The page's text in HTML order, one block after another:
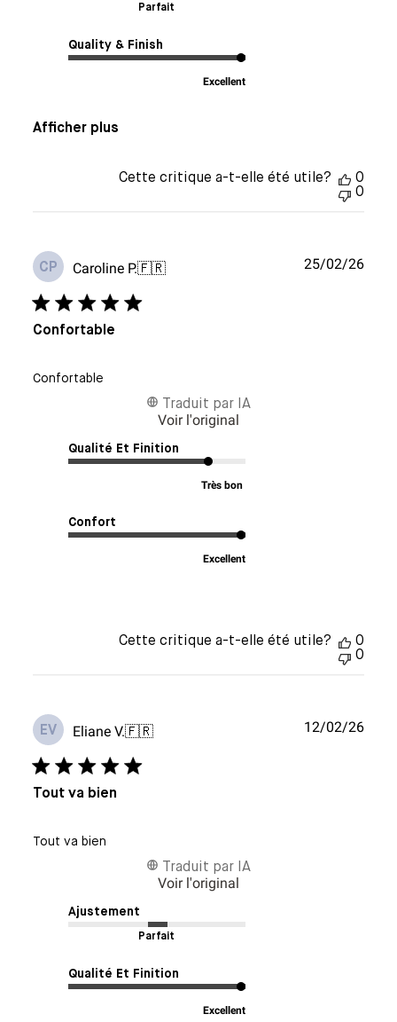
Parfait
Quality & Finish
Excellent
Afficher plus
Cette critique a-t-elle été utile?
0
0
CP Caroline P.🇫🇷
Confortable
Confortable
Qualité Et Finition
Très bon
Confort
Excellent
Traduit par IA
Voir l'original
Date
25/02/26
Cette critique a-t-elle été utile?
0
0
EV Eliane V.🇫🇷
Tout va bien
Tout va bien
Ajustement
Parfait
Qualité Et Finition
Excellent
Traduit par IA
Voir l'original
Date
12/02/26